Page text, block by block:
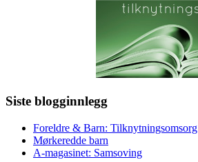
Siste blogginnlegg
Foreldre & Barn: Tilknytningsomsorg
Mørkeredde barn
A-magasinet: Samsoving